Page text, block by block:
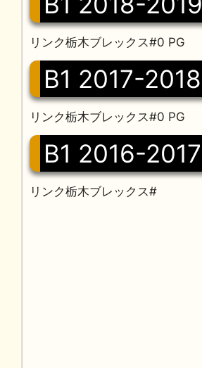
リンク栃木ブレックス#0 PG
B1 2017-2018
リンク栃木ブレックス#0 PG
B1 2016-2017
リンク栃木ブレックス#